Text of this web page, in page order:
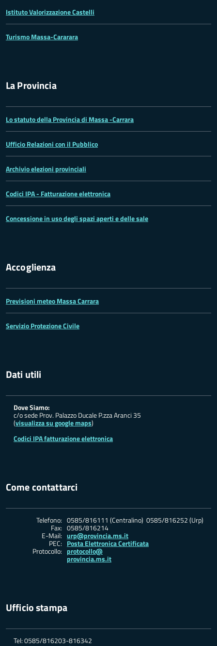
Istituto Valorizzazione Castelli
Turismo Massa-Cararara
La Provincia
Lo statuto della Provincia di Massa -Carrara
Ufficio Relazioni con il Pubblico
Archivio elezioni provinciali
Codici IPA - Fatturazione elettronica
Concessione in uso degli spazi aperti e delle sale
Accoglienza
Previsioni meteo Massa Carrara
Servizio Protezione Civile
Dati utili
Dove Siamo:
c/o sede Prov. Palazzo Ducale P.zza Aranci 35
(visualizza su google maps)
Codici IPA fatturazione elettronica
Come contattarci
Telefono: 0585/816111 (Centralino) 0585/816252 (Urp)
Fax: 0585/816214
E-Mail: urp@provincia.ms.it
PEC: Posta Elettronica Certificata
Protocollo: protocollo@
provincia.ms.it
Ufficio stampa
Tel: 0585/816203-816342